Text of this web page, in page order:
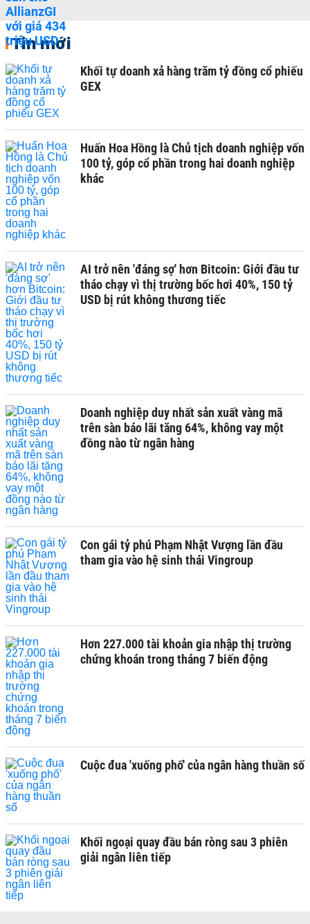
Tin mới
Khối tự doanh xả hàng trăm tỷ đồng cổ phiếu
GEX
Huấn Hoa Hồng là Chủ tịch doanh nghiệp vốn
100 tỷ, góp cổ phần trong hai doanh nghiệp
khác
AI trở nên 'đáng sợ' hơn Bitcoin: Giới đầu tư
tháo chạy vì thị trường bốc hơi 40%, 150 tỷ
USD bị rút không thương tiếc
Doanh nghiệp duy nhất sản xuất vàng mã
trên sàn báo lãi tăng 64%, không vay một
đồng nào từ ngân hàng
Con gái tỷ phú Phạm Nhật Vượng lần đầu
tham gia vào hệ sinh thái Vingroup
Hơn 227.000 tài khoản gia nhập thị trường
chứng khoán trong tháng 7 biến động
Cuộc đua 'xuống phố' của ngân hàng thuần số
Khối ngoại quay đầu bán ròng sau 3 phiên
giải ngân liên tiếp